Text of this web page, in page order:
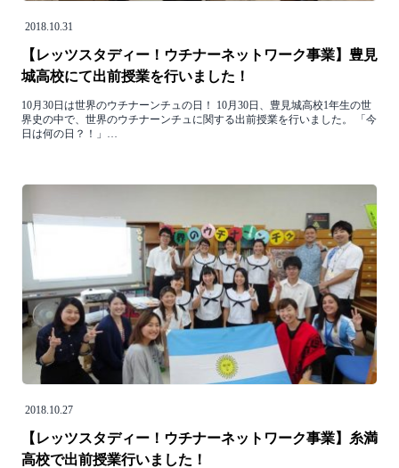
2018.10.31
【レッツスタディー！ウチナーネットワーク事業】豊見
城高校にて出前授業を行いました！
10月30日は世界のウチナーンチュの日！ 10月30日、豊見城高校1年生の世
界史の中で、世界のウチナーンチュに関する出前授業を行いました。 「今
日は何の日？！」…
2018.10.27
【レッツスタディー！ウチナーネットワーク事業】糸満
高校で出前授業行いました！